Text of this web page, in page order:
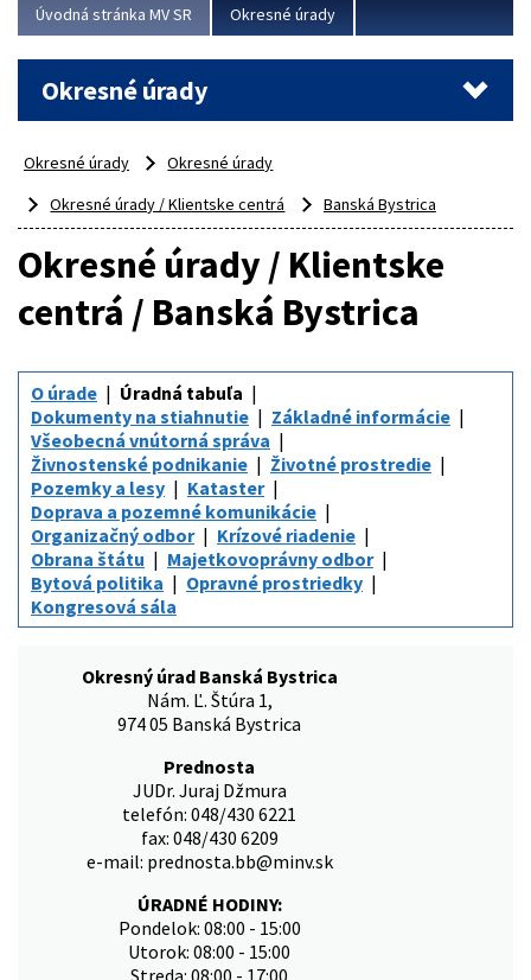
Viac
Úvodná stránka MV SR Okresné úrady
Okresné úrady
Okresné úrady
Okresné úrady
Okresné úrady / Klientske centrá
Banská Bystrica
Okresné úrady / Klientske
centrá / Banská Bystrica
O úrade
Úradná tabuľa
Dokumenty na stiahnutie
Základné informácie
Všeobecná vnútorná správa
Živnostenské podnikanie
Životné prostredie
Pozemky a lesy
Kataster
Doprava a pozemné komunikácie
Organizačný odbor
Krízové riadenie
Obrana štátu
Majetkovoprávny odbor
Bytová politika
Opravné prostriedky
Kongresová sála
Okresný úrad Banská Bystrica
Nám. Ľ. Štúra 1,
974 05 Banská Bystrica
Prednosta
JUDr. Juraj Džmura
telefón: 048/430 6221
fax: 048/430 6209
e-mail: prednosta.bb@minv.sk
ÚRADNÉ HODINY:
Pondelok: 08:00 - 15:00
Utorok: 08:00 - 15:00